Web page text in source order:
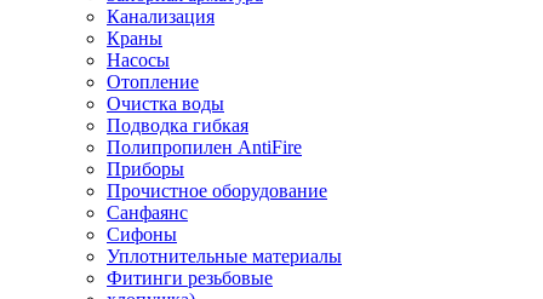
Канализация
Краны
Насосы
Отопление
Очистка воды
Подводка гибкая
Полипропилен AntiFire
Приборы
Прочистное оборудование
Санфаянс
Сифоны
Уплотнительные материалы
Фитинги резьбовые